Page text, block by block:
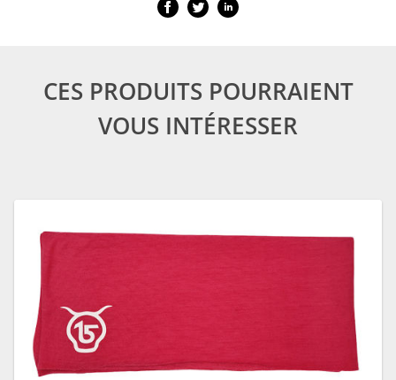
CES PRODUITS POURRAIENT
VOUS INTÉRESSER